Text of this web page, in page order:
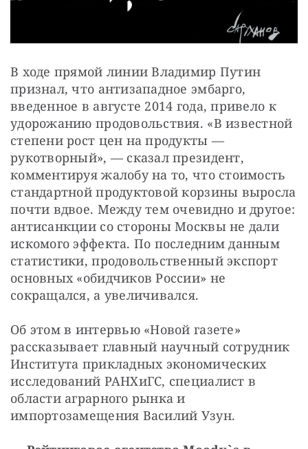
В ходе прямой линии Владимир Путин
признал, что антизападное эмбарго,
введенное в августе 2014 года, привело к
удорожанию продовольствия. «В известной
степени рост цен на продукты —
рукотворный», — сказал президент,
комментируя жалобу на то, что стоимость
стандартной продуктовой корзины выросла
почти вдвое. Между тем очевидно и другое:
антисанкции со стороны Москвы не дали
искомого эффекта. По последним данным
статистики, продовольственный экспорт
основных «обидчиков России» не
сокращался, а увеличивался.
Об этом в интервью «Новой газете»
рассказывает главный научный сотрудник
Института прикладных экономических
исследований РАНХиГС, специалист в
области аграрного рынка и
импортозамещения Василий Узун.